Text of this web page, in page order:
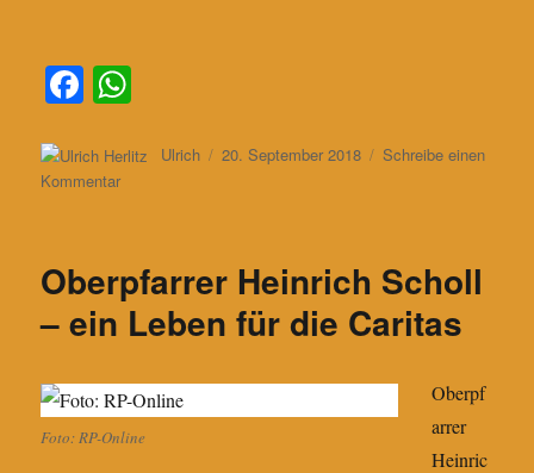
Fa
bo
ok
ts Autor
Ulrich
Veröffentlicht
20. September 2018
Schreibe einen
Kommentarzu
Kinder
in
der
Zeit
Oberpfarrer Heinrich Scholl
– ein Leben für die Caritas
Foto: RP-Online
Oberpf
arrer
Heinric